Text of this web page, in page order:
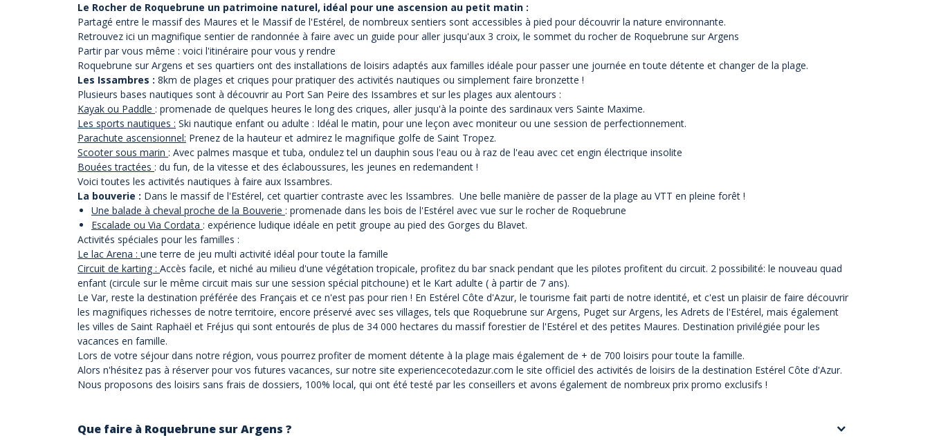
Le Rocher de Roquebrune un patrimoine naturel, idéal pour une ascension au petit matin :
Partagé entre le massif des Maures et le Massif de l'Estérel, de nombreux sentiers sont accessibles à pied pour découvrir la nature environnante.
Retrouvez ici un magnifique sentier de randonnée à faire avec un guide pour aller jusqu'aux 3 croix, le sommet du rocher de Roquebrune sur Argens
Partir par vous même : voici l'itinéraire pour vous y rendre
Roquebrune sur Argens et ses quartiers ont des installations de loisirs adaptés aux familles idéale pour passer une journée en toute détente et changer de la plage.
Les Issambres : 8km de plages et criques pour pratiquer des activités nautiques ou simplement faire bronzette !
Plusieurs bases nautiques sont à découvrir au Port San Peire des Issambres et sur les plages aux alentours :
Kayak ou Paddle : promenade de quelques heures le long des criques, aller jusqu'à la pointe des sardinaux vers Sainte Maxime.
Les sports nautiques : Ski nautique enfant ou adulte : Idéal le matin, pour une leçon avec moniteur ou une session de perfectionnement.
Parachute ascensionnel: Prenez de la hauteur et admirez le magnifique golfe de Saint Tropez.
Scooter sous marin : Avec palmes masque et tuba, ondulez tel un dauphin sous l'eau ou à raz de l'eau avec cet engin électrique insolite
Bouées tractées : du fun, de la vitesse et des éclaboussures, les jeunes en redemandent !
Voici toutes les activités nautiques à faire aux Issambres.
La bouverie : Dans le massif de l'Estérel, cet quartier contraste avec les Issambres. Une belle manière de passer de la plage au VTT en pleine forêt !
Une balade à cheval proche de la Bouverie : promenade dans les bois de l'Estérel avec vue sur le rocher de Roquebrune
Escalade ou Via Cordata : expérience ludique idéale en petit groupe au pied des Gorges du Blavet.
Activités spéciales pour les familles :
Le lac Arena : une terre de jeu multi activité idéal pour toute la famille
Circuit de karting : Accès facile, et niché au milieu d'une végétation tropicale, profitez du bar snack pendant que les pilotes profitent du circuit. 2 possibilité: le nouveau quad
enfant (circule sur le même circuit mais sur une session spécial pitchoune) et le Kart adulte ( à partir de 7 ans).
Le Var, reste la destination préférée des Français et ce n'est pas pour rien ! En Estérel Côte d'Azur, le tourisme fait parti de notre identité, et c'est un plaisir de faire découvrir
les magnifiques richesses de notre territoire, encore préservé avec ses villages, tels que Roquebrune sur Argens, Puget sur Argens, les Adrets de l'Estérel, mais également
les villes de Saint Raphaël et Fréjus qui sont entourés de plus de 34 000 hectares du massif forestier de l'Estérel et des petites Maures. Destination privilégiée pour les
vacances en famille.
Lors de votre séjour dans notre région, vous pourrez profiter de moment détente à la plage mais également de + de 700 loisirs pour toute la famille.
Alors n'hésitez pas à réserver pour vos futures vacances, sur notre site experiencecotedazur.com le site officiel des activités de loisirs de la destination Estérel Côte d'Azur.
Nous proposons des loisirs sans frais de dossiers, 100% local, qui ont été testé par les conseillers et avons également de nombreux prix promo exclusifs !
Que faire à Roquebrune sur Argens ?